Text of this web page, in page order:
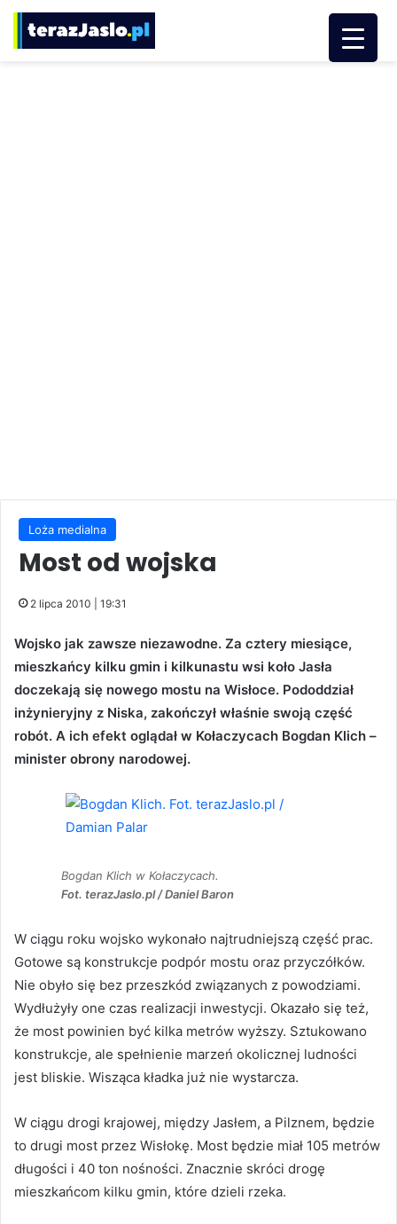
Loża medialna
Most od wojska
2 lipca 2010 | 19:31
Wojsko jak zawsze niezawodne. Za cztery miesiące,
mieszkańcy kilku gmin i kilkunastu wsi koło Jasła
doczekają się nowego mostu na Wisłoce. Pododdział
inżynieryjny z Niska, zakończył właśnie swoją część
robót. A ich efekt oglądał w Kołaczycach Bogdan Klich –
minister obrony narodowej.
Bogdan Klich w Kołaczycach.
Fot. terazJaslo.pl / Daniel Baron
W ciągu roku wojsko wykonało najtrudniejszą część prac.
Gotowe są konstrukcje podpór mostu oraz przyczółków.
Nie obyło się bez przeszkód związanych z powodziami.
Wydłużyły one czas realizacji inwestycji. Okazało się też,
że most powinien być kilka metrów wyższy. Sztukowano
konstrukcje, ale spełnienie marzeń okolicznej ludności
jest bliskie. Wisząca kładka już nie wystarcza.
W ciągu drogi krajowej, między Jasłem, a Pilznem, będzie
to drugi most przez Wisłokę. Most będzie miał 105 metrów
długości i 40 ton nośności. Znacznie skróci drogę
mieszkańcom kilku gmin, które dzieli rzeka.